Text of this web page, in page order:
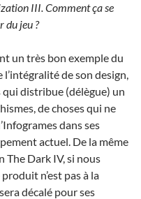
III. Comment ça se
du jeu ?
un très bon exemple du
de son design,
qui distribue (délègue) un
de choses qui ne
dans ses
actuel. De la même
The Dark IV, si nous
n’est pas à la
décalé pour ses